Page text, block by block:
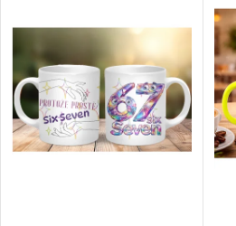
e
n
í
p
Abecedně
p
i
s